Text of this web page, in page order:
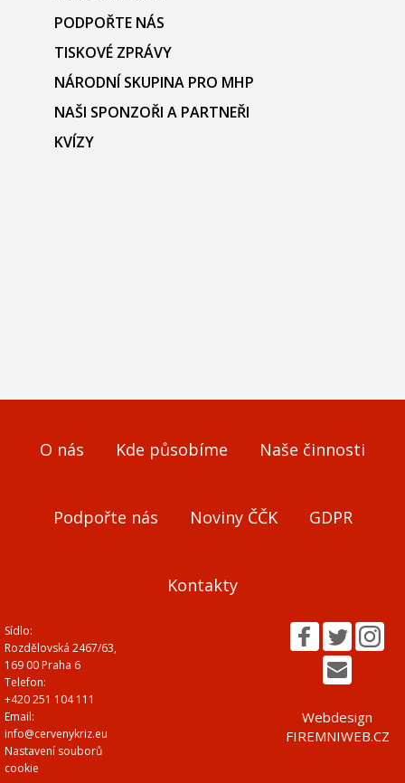
PODPOŘTE NÁS
TISKOVÉ ZPRÁVY
NÁRODNÍ SKUPINA PRO MHP
NAŠI SPONZOŘI A PARTNEŘI
KVÍZY
O nás Kde působíme Naše činnosti
Podpořte nás Noviny ČČK GDPR
Kontakty
Sídlo:
Rozdělovská 2467/63,
169 00 Praha 6
Telefon:
+420 251 104 111
Email:
info@cervenykriz.eu
Nastavení souborů
cookie
Webdesign
FIREMNIWEB.CZ